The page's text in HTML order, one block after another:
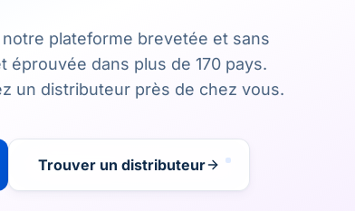
plateforme brevetée et sans
éprouvée dans plus de 170 pays.
un distributeur près de chez vous.
Trouver un distributeur